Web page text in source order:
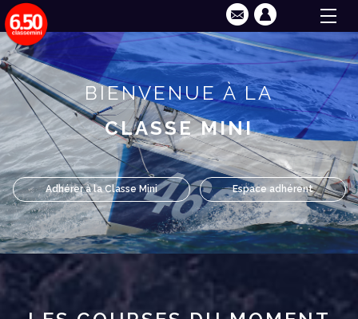
BIENVENUE À LA
CLASSE MINI
Adhérer à la Classe Mini Espace adhérent